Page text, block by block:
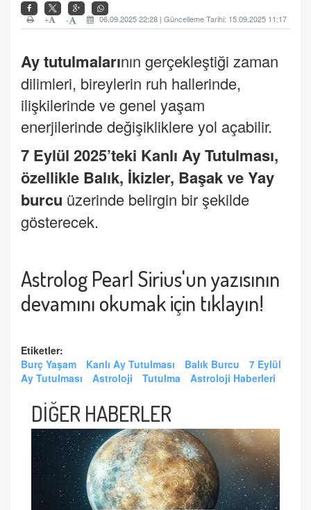
06.09.2025 22:28 | Güncelleme Tarihi: 15.09.2025 11:17
-
+
Ay tutulmalarının gerçekleştiği zaman
dilimleri, bireylerin ruh hallerinde,
ilişkilerinde ve genel yaşam
enerjilerinde değişikliklere yol açabilir.
7 Eylül 2025’teki Kanlı Ay Tutulması,
özellikle Balık, İkizler, BaşakveYay
burcu üzerinde belirgin bir şekilde
gösterecek.
Astrolog Pearl Sirius'un yazısının
devamını okumak için tıklayın!
Etiketler:
Burç Yaşam
Kanlı Ay Tutulması Balık Burcu
7 Eylül
Ay Tutulması
Astroloji Tutulma Astroloji Haberleri
DİĞER HABERLER